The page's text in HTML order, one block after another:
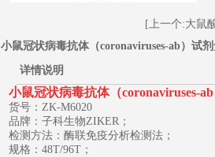
[上一个:大鼠
小鼠冠状病毒抗体（coronaviruses-ab）试
详情说明
小鼠冠状病毒抗体（coronaviruses-
货号：ZK-M6020
品牌：子科生物ZIKER；
检测方法：酶联免疫分析检测法；
规格：48T/96T；